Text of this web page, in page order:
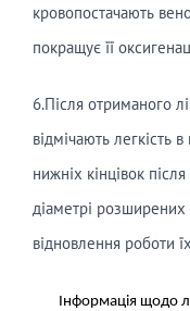
кровопостачають
покращує її
6.Після отриманого
відмічають легкість
нижніх кінцівок
діаметрі
відновлення роботи
Інформація щодо